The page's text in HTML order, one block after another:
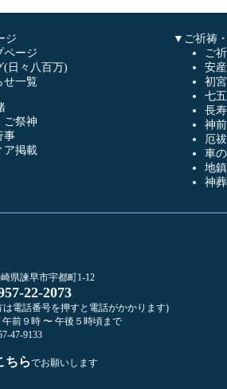
ジ
ページ
(日々八百万)
せ一覧
ご祭神
事
ア掲載
▼ご祈祷
ご
安
初
七
長
神
厄
車
地
神
県諫早市宇都町1-12
22-2073
は電話番号を押すと電話がかかります)
前９時 〜 午後５時頃まで
47-9133
ちらでお願いします